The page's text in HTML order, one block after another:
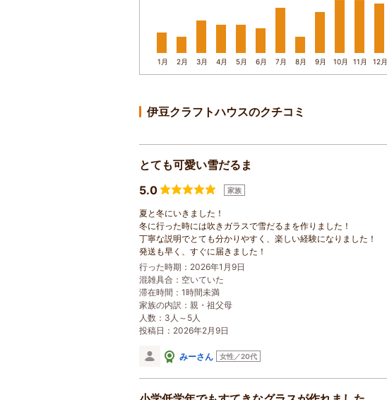
1月 2月 3月 4月 5月 6月 7月 8月 9月 10月 11月 12月
伊豆クラフトハウスのクチコミ
とても可愛い雪だるま
5.0
家族
夏と冬にいきました！
冬に行った時には吹きガラスで雪だるまを作りました！
丁寧な説明でとても分かりやすく、楽しい経験になりました！
発送も早く、すぐに届きました！
行った時期：2026年1月9日
混雑具合：空いていた
滞在時間：1時間未満
家族の内訳： 親・祖父母
人数：3人～5人
投稿日：2026年2月9日
みーさん 女性／20代